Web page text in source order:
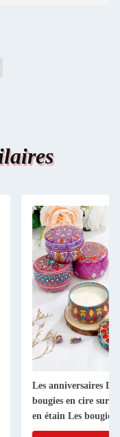
Les anniversaires
bougies en cire sur
en étain Les bougies
sauge Arôme de